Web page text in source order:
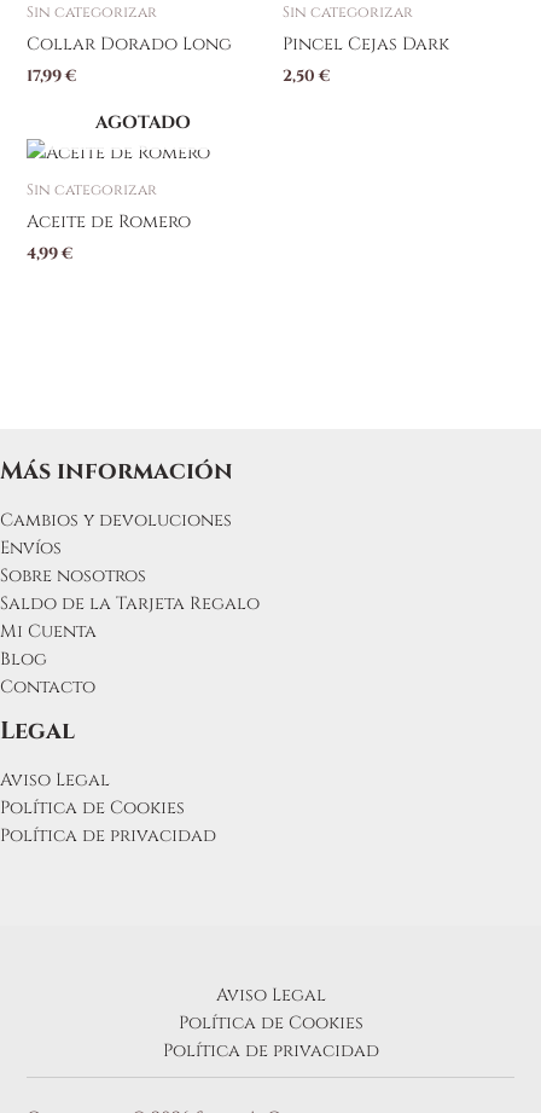
Sin categorizar
Collar Dorado Long
17,99€
Sin categorizar
Pincel Cejas Dark
2,50€
AGOTADO
Sin categorizar
Aceite de Romero
4,99€
Más información
Cambios y devoluciones
Envíos
Sobre nosotros
Saldo de la Tarjeta Regalo
Mi Cuenta
Blog
Contacto
Legal
Aviso Legal
Política de Cookies
Política de privacidad
Aviso Legal
Política de Cookies
Política de privacidad